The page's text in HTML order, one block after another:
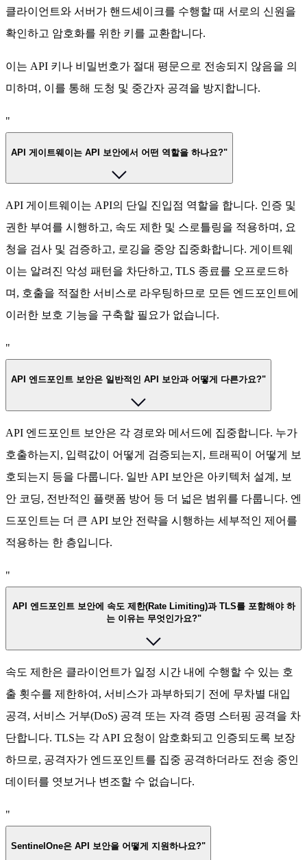
클라이언트와 서버가 핸드셰이크를 수행할 때 서로의 신원을
확인하고 암호화를 위한 키를 교환합니다.
이는 API 키나 비밀번호가 절대 평문으로 전송되지 않음을 의
미하며, 이를 통해 도청 및 중간자 공격을 방지합니다.
"
API 게이트웨이는 API 보안에서 어떤 역할을 하나요?"
API 게이트웨이는 API의 단일 진입점 역할을 합니다. 인증 및
권한 부여를 시행하고, 속도 제한 및 스로틀링을 적용하며, 요
청을 검사 및 검증하고, 로깅을 중앙 집중화합니다. 게이트웨
이는 알려진 악성 패턴을 차단하고, TLS 종료를 오프로드하
며, 호출을 적절한 서비스로 라우팅하므로 모든 엔드포인트에
이러한 보호 기능을 구축할 필요가 없습니다.
"
API 엔드포인트 보안은 일반적인 API 보안과 어떻게 다른가요?"
API 엔드포인트 보안은 각 경로와 메서드에 집중합니다. 누가
호출하는지, 입력값이 어떻게 검증되는지, 트래픽이 어떻게 보
호되는지 등을 다룹니다. 일반 API 보안은 아키텍처 설계, 보
안 코딩, 전반적인 플랫폼 방어 등 더 넓은 범위를 다룹니다. 엔
드포인트는 더 큰 API 보안 전략을 시행하는 세부적인 제어를
적용하는 한 층입니다.
"
API 엔드포인트 보안에 속도 제한(Rate Limiting)과 TLS를 포함해야 하
는 이유는 무엇인가요?"
속도 제한은 클라이언트가 일정 시간 내에 수행할 수 있는 호
출 횟수를 제한하여, 서비스가 과부하되기 전에 무차별 대입
공격, 서비스 거부(DoS) 공격 또는 자격 증명 스터핑 공격을 차
단합니다. TLS는 각 API 요청이 암호화되고 인증되도록 보장
하므로, 공격자가 엔드포인트를 집중 공격하더라도 전송 중인
데이터를 엿보거나 변조할 수 없습니다.
"
SentinelOne은 API 보안을 어떻게 지원하나요?"